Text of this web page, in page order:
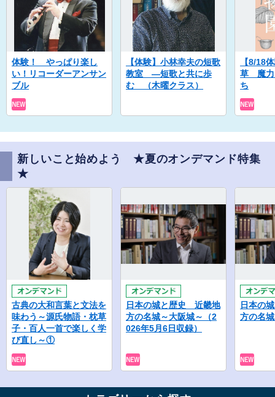
体験！ やっぱり楽し
い！リコーダーアンサン
ブル
【体験】小林幸夫の短歌
教室 ―短歌と共に歩
む （木曜クラス）
【8/18
草 魔力
ち
新しいこと始めよう ★夏のオンデマンド特集
★
古典の大和言葉と文法を
味わう～源氏物語・枕草
子・百人一首で楽しく学
び直し～①
日本の城と歴史 近畿地
方の名城～大阪城～（2
026年5月6日収録）
日本の
方の名